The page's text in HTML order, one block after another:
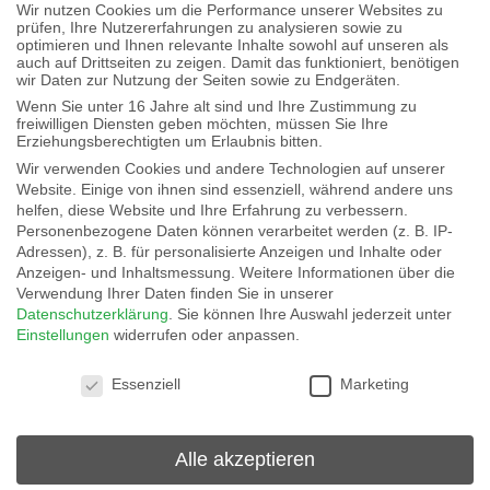
Sie planen selbstständig
Montagetätigkeiten beim Kunden vor Ort
im Westen von NRW (Tagesbaustellen)
Sie leiten dazu Montageteam operativ an
Sie kommunizieren mit dem Kunden vor Ort
Bewerben Sie sich hier für
unser Team in Krefeld
Wir nutzen Cookies um die Performance unserer Websites zu
prüfen, Ihre Nutzererfahrungen zu analysieren sowie zu
optimieren und Ihnen relevante Inhalte sowohl auf unseren als
auch auf Drittseiten zu zeigen. Damit das funktioniert, benötigen
wir Daten zur Nutzung der Seiten sowie zu Endgeräten.
Wenn Sie unter 16 Jahre alt sind und Ihre Zustimmung zu
freiwilligen Diensten geben möchten, müssen Sie Ihre
Erziehungsberechtigten um Erlaubnis bitten.
Wir verwenden Cookies und andere Technologien auf unserer
Website. Einige von ihnen sind essenziell, während andere uns
helfen, diese Website und Ihre Erfahrung zu verbessern.
Personenbezogene Daten können verarbeitet werden (z. B. IP-
Adressen), z. B. für personalisierte Anzeigen und Inhalte oder
Anzeigen- und Inhaltsmessung. Weitere Informationen über die
Verwendung Ihrer Daten finden Sie in unserer
Datenschutzerklärung. Sie können Ihre Auswahl jederzeit unter
Einstellungen widerrufen oder anpassen.
Essenziell
Marketing
Alle akzeptieren